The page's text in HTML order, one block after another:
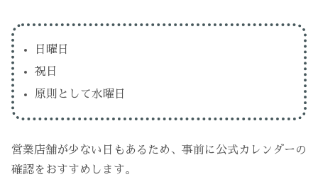
日曜日
祝日
原則として水曜日
営業店舗が少ない日もあるため、事前に公式カレンダーの
確認をおすすめします。